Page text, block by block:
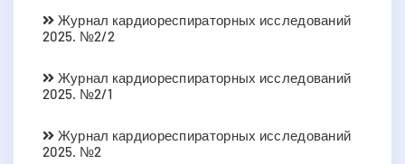
Журнал кардиореспираторных исследований
2025. №2/2
Журнал кардиореспираторных исследований
2025. №2/1
Журнал кардиореспираторных исследований
2025. №2